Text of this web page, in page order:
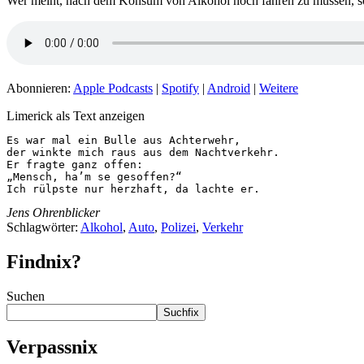
Abonnieren: Apple Podcasts | Spotify | Android | Weitere
Limerick als Text anzeigen
Es war mal ein Bulle aus Achterwehr,
der winkte mich raus aus dem Nachtverkehr.
Er fragte ganz offen:
„Mensch, ha’m se gesoffen?“
Ich rülpste nur herzhaft, da lachte er.
Jens Ohrenblicker
Schlagwörter: Alkohol, Auto, Polizei, Verkehr
Findnix?
Suchen
Suchfix
Verpassnix